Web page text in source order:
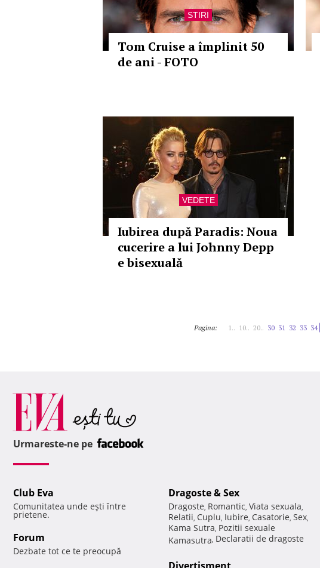
STIRI
Tom Cruise a împlinit 50
de ani - FOTO
VEDETE
Iubirea după Paradis: Noua
cucerire a lui Johnny Depp
e bisexuală
Pagina: 1.. 10.. 20.. 30 31 32 33 34
Urmareste-ne pe
Club Eva
Comunitatea unde eşti între
prietene.
Forum
Dezbate tot ce te preocupă
Dragoste & Sex
Dragoste, Romantic, Viata sexuala,
Relatii, Cuplu, Iubire, Casatorie, Sex,
Kama Sutra, Pozitii sexuale
Kamasutra, Declaratii de dragoste